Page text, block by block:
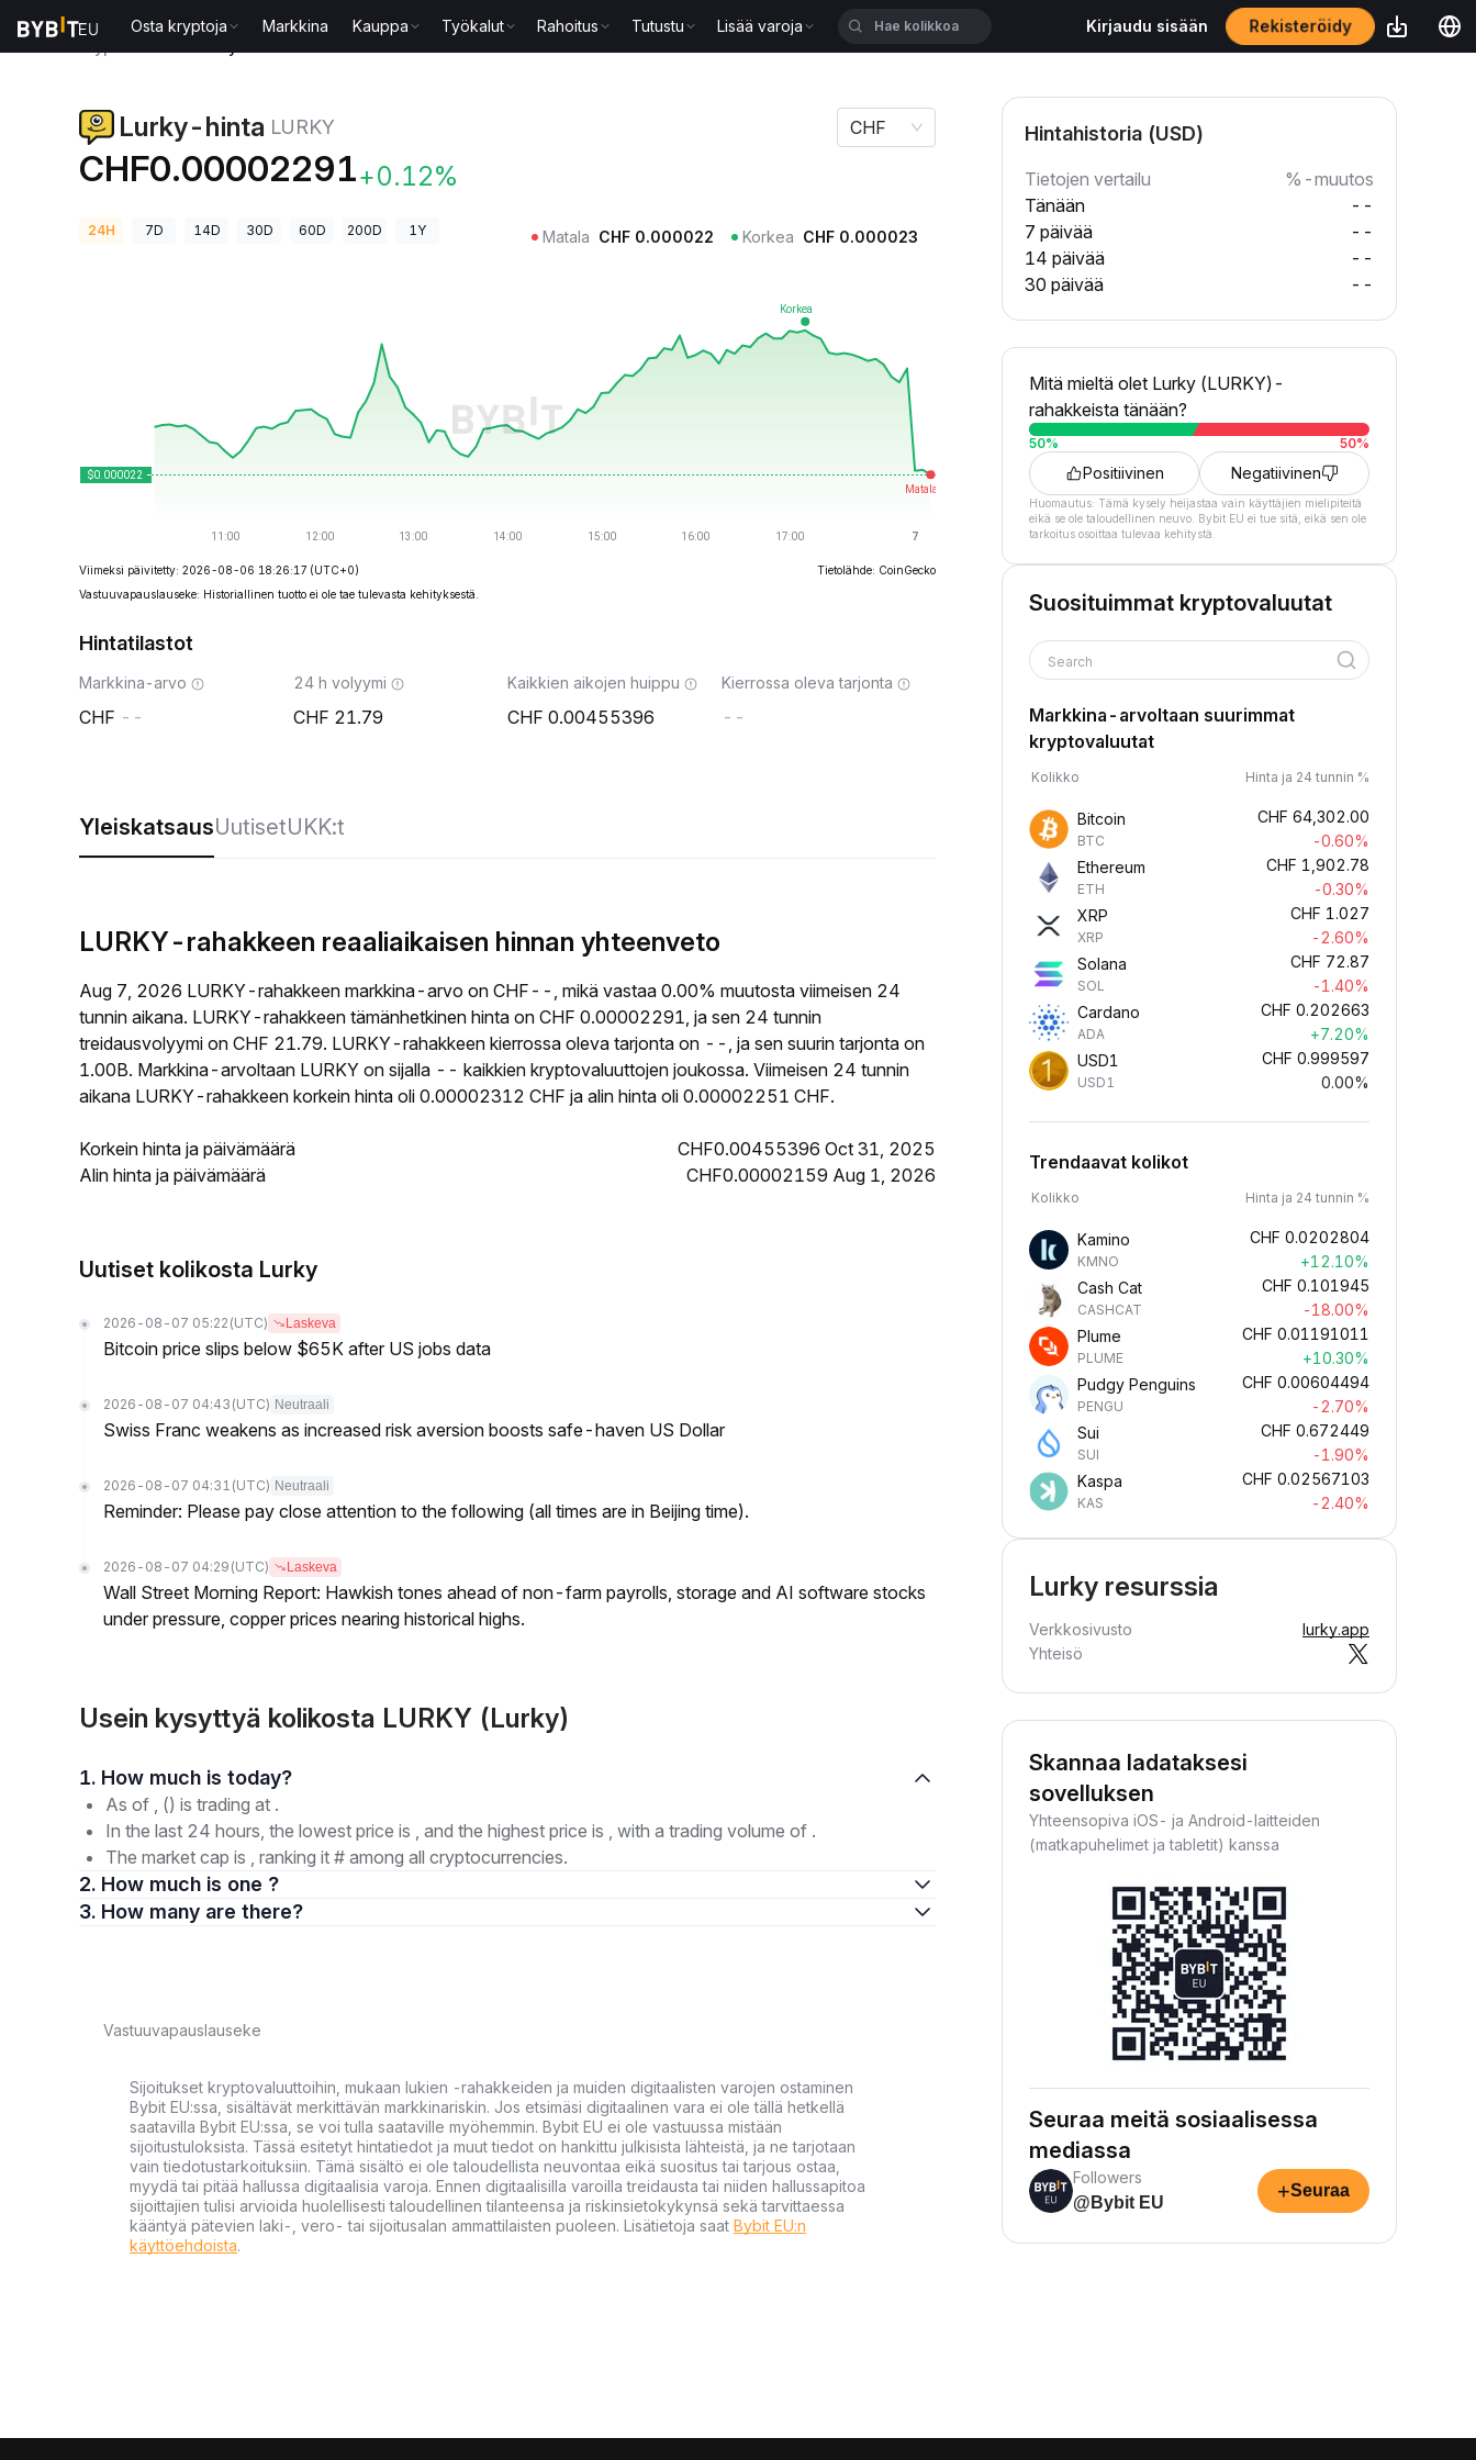
Osta kryptoja Markkina Kauppa Työkalut Rahoitus Tutustu Lisää varoja Kirjaudu sisään Rekisteröidy
Lurky-hinta LURKY
CHF0.00002291+0.12%
CHF
24H 7D 14D 30D 60D 200D 1Y Matala CHF 0.000022 Korkea CHF 0.000023
Viimeksi päivitetty: 2026-08-06 18:26:17 (UTC+0)
Tietolähde: CoinGecko
Vastuuvapauslauseke: Historiallinen tuotto ei ole tae tulevasta kehityksestä.
Hintatilastot
Markkina-arvo
--
24 h volyymi
21.79
Kaikkien aikojen huippu
0.00455396
Kierrossa oleva tarjonta
--
YleiskatsausUutisetUKK:t
LURKY-rahakkeen reaaliaikaisen hinnan yhteenveto
Aug 7, 2026 LURKY-rahakkeen markkina-arvo on CHF--, mikä vastaa 0.00% muutosta viimeisen 24
tunnin aikana. LURKY-rahakkeen tämänhetkinen hinta on CHF 0.00002291, ja sen 24 tunnin
treidausvolyymi on CHF 21.79. LURKY-rahakkeen kierrossa oleva tarjonta on --, ja sen suurin tarjonta on
1.00B. Markkina-arvoltaan LURKY on sijalla -- kaikkien kryptovaluuttojen joukossa. Viimeisen 24 tunnin
aikana LURKY-rahakkeen korkein hinta oli 0.00002312 CHF ja alin hinta oli 0.00002251 CHF.
Korkein hinta ja päivämäärä
CHF0.00455396 Oct 31, 2025
Alin hinta ja päivämäärä
CHF0.00002159 Aug 1, 2026
Uutiset kolikosta Lurky
2026-08-07 05:22 (UTC) Laskeva
Bitcoin price slips below $65K after US jobs data
2026-08-07 04:43 (UTC) Neutraali
Swiss Franc weakens as increased risk aversion boosts safe-haven US Dollar
2026-08-07 04:31 (UTC) Neutraali
Reminder: Please pay close attention to the following (all times are in Beijing time).
2026-08-07 04:29 (UTC) Laskeva
Wall Street Morning Report: Hawkish tones ahead of non-farm payrolls, storage and AI software stocks
under pressure, copper prices nearing historical highs.
Usein kysyttyä kolikosta LURKY (Lurky)
1. How much is today?
As of , () is trading at .
In the last 24 hours, the lowest price is , and the highest price is , with a trading volume of .
The market cap is , ranking it # among all cryptocurrencies.
2. How much is one ?
3. How many are there?
Vastuuvapauslauseke
Sijoitukset kryptovaluuttoihin, mukaan lukien -rahakkeiden ja muiden digitaalisten varojen ostaminen
Bybit EU:ssa, sisältävät merkittävän markkinariskin. Jos etsimäsi digitaalinen vara ei ole tällä hetkellä
saatavilla Bybit EU:ssa, se voi tulla saataville myöhemmin. Bybit EU ei ole vastuussa mistään
sijoitustuloksista. Tässä esitetyt hintatiedot ja muut tiedot on hankittu julkisista lähteistä, ja ne tarjotaan
vain tiedotustarkoituksiin. Tämä sisältö ei ole taloudellista neuvontaa eikä suositus tai tarjous ostaa,
myydä tai pitää hallussa digitaalisia varoja. Ennen digitaalisilla varoilla treidausta tai niiden hallussapitoa
sijoittajien tulisi arvioida huolellisesti taloudellinen tilanteensa ja riskinsietokykynsä sekä tarvittaessa
kääntyä pätevien laki-, vero- tai sijoitusalan ammattilaisten puoleen. Lisätietoja saat Bybit EU:n
käyttöehdoista.
Hintahistoria (USD)
Tietojen vertailu
%-muutos
Tänään
--
7 päivää
--
14 päivää
--
30 päivää
--
Mitä mieltä olet Lurky (LURKY)-
rahakkeista tänään?
50% 50%
Positiivinen Negatiivinen
Huomautus: Tämä kysely heijastaa vain käyttäjien mielipiteitä
eikä se ole taloudellinen neuvo. Bybit EU ei tue sitä, eikä sen ole
tarkoitus osoittaa tulevaa kehitystä.
Suosituimmat kryptovaluutat
Search
Markkina-arvoltaan suurimmat
kryptovaluutat
Kolikko Hinta ja 24 tunnin %
Bitcoin
BTC
CHF 64,302.00
-0.60%
Ethereum
ETH
CHF 1,902.78
-0.30%
XRP
XRP
CHF 1.027
-2.60%
Solana
SOL
CHF 72.87
-1.40%
Cardano
ADA
CHF 0.202663
+7.20%
USD1
USD1
CHF 0.999597
0.00%
Trendaavat kolikot
Kolikko Hinta ja 24 tunnin %
Kamino
KMNO
CHF 0.0202804
+12.10%
Cash Cat
CASHCAT
CHF 0.101945
-18.00%
Plume
PLUME
CHF 0.01191011
+10.30%
Pudgy Penguins
PENGU
CHF 0.00604494
-2.70%
Sui
SUI
CHF 0.672449
-1.90%
Kaspa
KAS
CHF 0.02567103
-2.40%
Lurky resurssia
Verkkosivusto
lurky.app
Yhteisö
Skannaa ladataksesi
sovelluksen
Yhteensopiva iOS- ja Android-laitteiden
(matkapuhelimet ja tabletit) kanssa
Seuraa meitä sosiaalisessa
mediassa
Followers
@Bybit EU
+Seuraa